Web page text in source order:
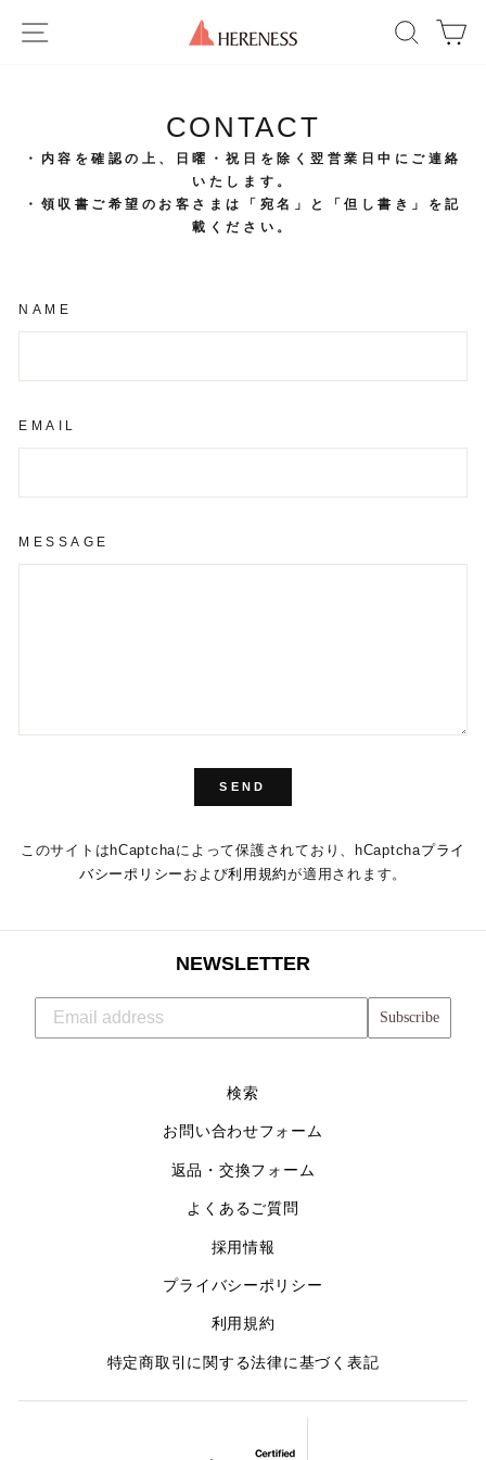
SITE NAVIGATION
CONTACT
・内容を確認の上、日曜・祝日を除く翌営業日中にご連絡
いたします。
・領収書ご希望のお客さまは「宛名」と「但し書き」を記
載ください。
NAME
EMAIL
MESSAGE
SEND
このサイトはhCaptchaによって保護されており、hCaptchaプライ
バシーポリシー および利用規約が適用されます。
NEWSLETTER
Subscribe
検索
お問い合わせフォーム
返品・交換フォーム
よくあるご質問
採用情報
プライバシーポリシー
利用規約
特定商取引に関する法律に基づく表記